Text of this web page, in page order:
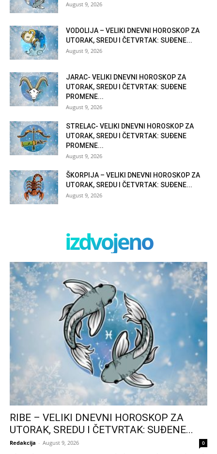
August 9, 2026
VODOLIJA – VELIKI DNEVNI HOROSKOP ZA
UTORAK, SREDU I ČETVRTAK: SUĐENE...
August 9, 2026
JARAC- VELIKI DNEVNI HOROSKOP ZA
UTORAK, SREDU I ČETVRTAK: SUĐENE
PROMENE...
August 9, 2026
STRELAC- VELIKI DNEVNI HOROSKOP ZA
UTORAK, SREDU I ČETVRTAK: SUĐENE
PROMENE...
August 9, 2026
ŠKORPIJA – VELIKI DNEVNI HOROSKOP ZA
UTORAK, SREDU I ČETVRTAK: SUĐENE...
August 9, 2026
izdvojeno
RIBE – VELIKI DNEVNI HOROSKOP ZA
UTORAK, SREDU I ČETVRTAK: SUĐENE...
Redakcija - August 9, 2026 0